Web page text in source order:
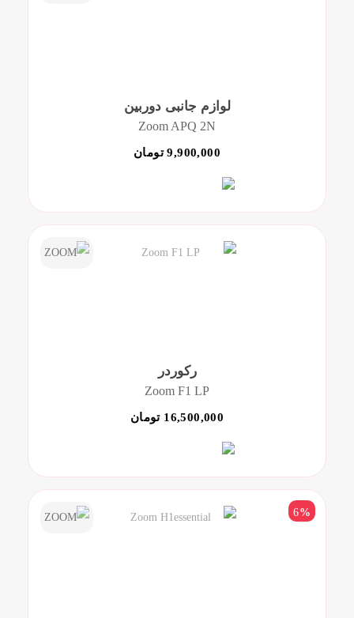
لوازم جانبی دوربین
Zoom APQ 2N
9,900,000 تومان
رکوردر
Zoom F1 LP
16,500,000 تومان
6%